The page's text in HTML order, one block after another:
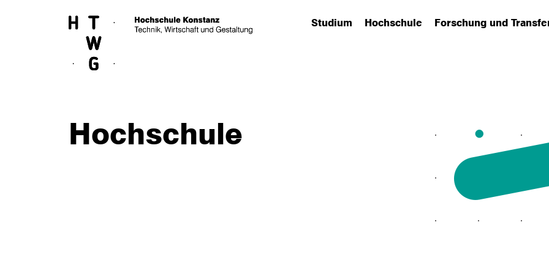
Studium
(has submenu)Hochschule
(has submenu)Forschung und
(has submenu)
Hochschule